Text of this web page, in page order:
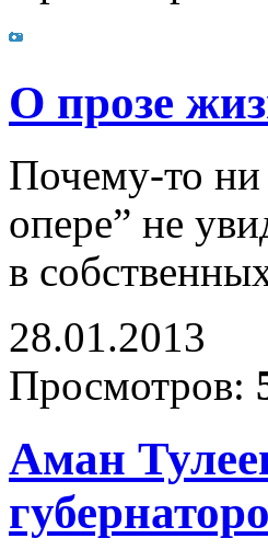
О прозе
Почему-то
опере” не
в
28.01.2013
Просмотров:
Аман